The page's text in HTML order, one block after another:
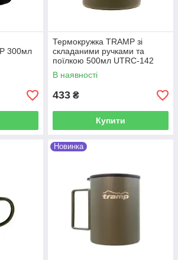
300мл
Термокружка TRAMP зі
складаними ручками та
поїлкою 500мл UTRC-142
olive
В наявності
433 ₴
Купити
Новинка